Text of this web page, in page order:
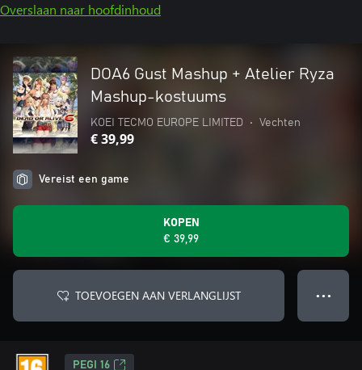
Overslaan naar hoofdinhoud
DOA6 Gust Mashup + Atelier Ryza
Mashup-kostuums
KOEI TECMO EUROPE LIMITED • Vechten
€ 39,99
Vereist een game
KOPEN
€ 39,99
TOEVOEGEN AAN VERLANGLIJST ● ● ●
PEGI 16